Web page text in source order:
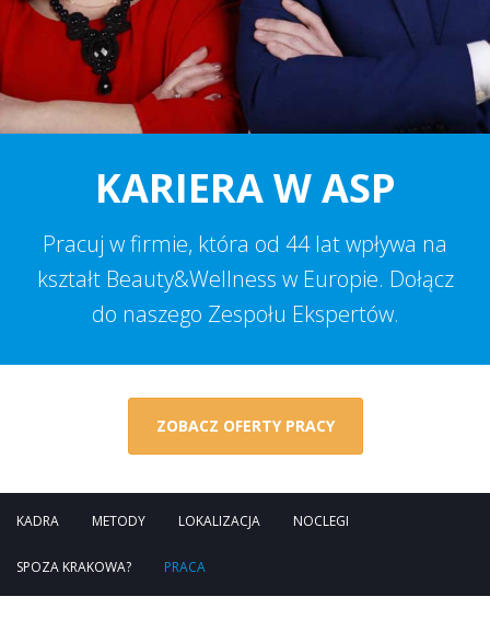
KARIERA W ASP
Pracuj w firmie, która od 44 lat wpływa na
kształt Beauty&Wellness w Europie. Dołącz
do naszego Zespołu Ekspertów.
ZOBACZ OFERTY PRACY
KADRA METODY LOKALIZACJA NOCLEGI
SPOZA KRAKOWA? PRACA